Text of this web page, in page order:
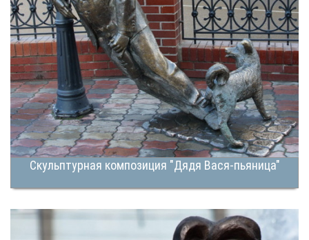
Скульптурная композиция "Дядя Вася-пьяница"